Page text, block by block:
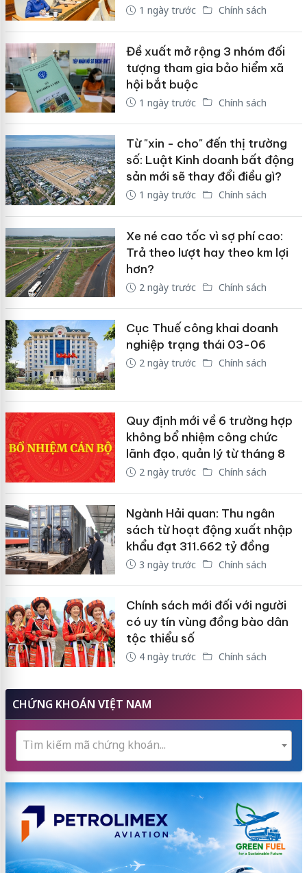
1 ngày trước Chính sách
Đề xuất mở rộng 3 nhóm đối
tượng tham gia bảo hiểm xã
hội bắt buộc
1 ngày trước Chính sách
Từ "xin - cho" đến thị trường
số: Luật Kinh doanh bất động
sản mới sẽ thay đổi điều gì?
1 ngày trước Chính sách
Xe né cao tốc vì sợ phí cao:
Trả theo lượt hay theo km lợi
hơn?
2 ngày trước Chính sách
Cục Thuế công khai doanh
nghiệp trạng thái 03-06
2 ngày trước Chính sách
Quy định mới về 6 trường hợp
không bổ nhiệm công chức
lãnh đạo, quản lý từ tháng 8
2 ngày trước Chính sách
Ngành Hải quan: Thu ngân
sách từ hoạt động xuất nhập
khẩu đạt 311.662 tỷ đồng
3 ngày trước Chính sách
Chính sách mới đối với người
có uy tín vùng đồng bào dân
tộc thiểu số
4 ngày trước Chính sách
CHỨNG KHOÁN VIỆT NAM
Tìm kiếm mã chứng khoán...